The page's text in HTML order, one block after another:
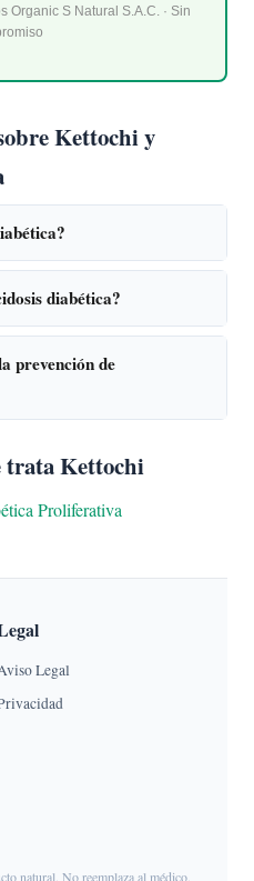
Organic S Natural S.A.C. · Sin
Kettochi y
diabética?
prevención de
trata Kettochi
Proliferativa
Legal
natural. No reemplaza al médico.